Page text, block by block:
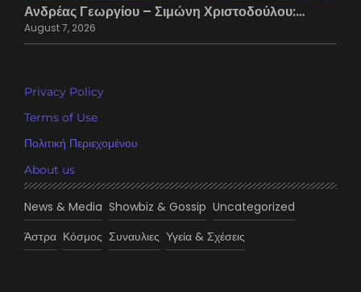
Ανδρέας Γεωργίου – Σιμώνη Χριστοδούλου:…
August 7, 2026
Privacy Policy
Terms of Use
Πολιτική Περιεχομένου
About us
News & Media Showbiz & Gossip Uncategorized
Άστρα Κόσμος Συναυλιες Υγεία & Σχέσεις